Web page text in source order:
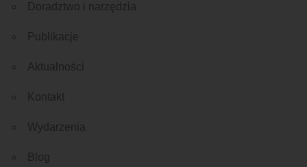
Doradztwo i narzędzia
Publikacje
Aktualności
Kontakt
Wydarzenia
Blog